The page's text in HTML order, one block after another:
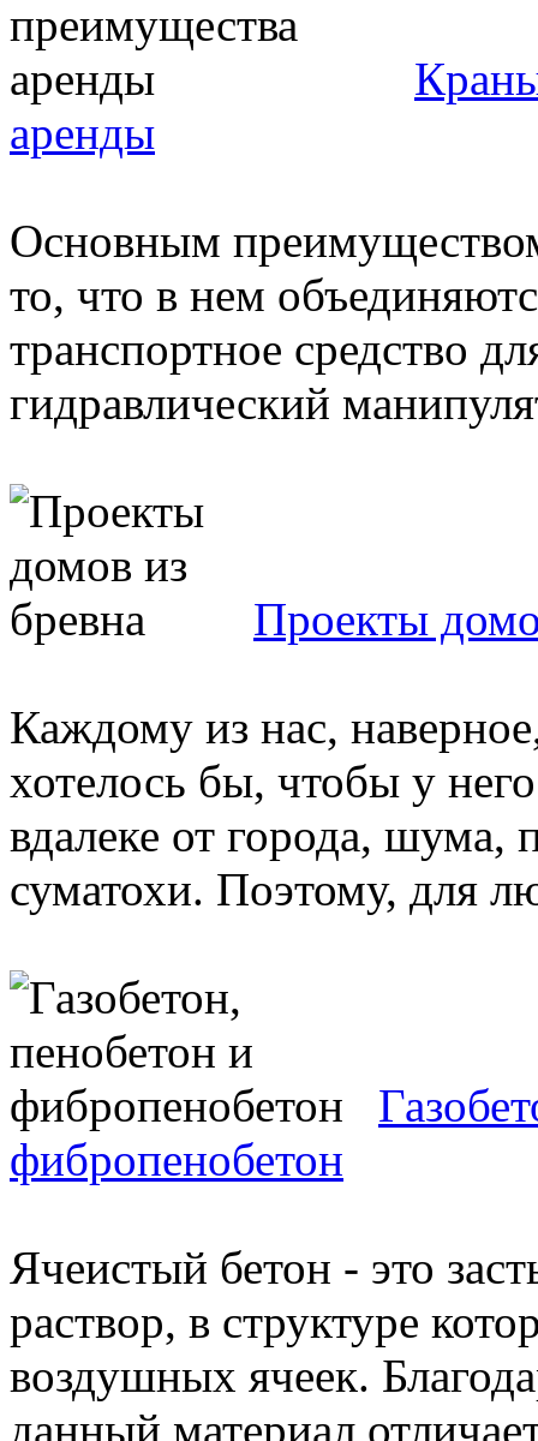
аренды
Основным
то, что в нем
транспортное средство
гидравлический
Проекты
Каждому из нас,
хотелось бы, чтобы у
вдалеке от города, шума,
суматохи. Поэтому, для
фибропенобетон
Ячеистый бетон - это
раствор, в структуре
воздушных ячеек.
данный материал